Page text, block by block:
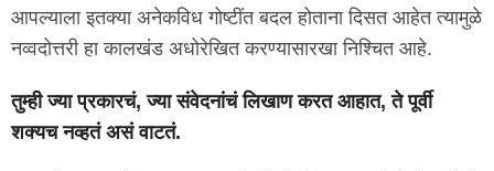
आपल्याला इतक्या अनेकविध गोष्टींत बदल होताना दिसत आहेत त्यामुळे
नव्वदोत्तरी हा कालखंड अधोरेखित करण्यासारखा निश्चित आहे.
तुम्ही ज्या प्रकारचं, ज्या संवेदनांचं लिखाण करत आहात, ते पूर्वी
शक्यच नव्हतं असं वाटतं.